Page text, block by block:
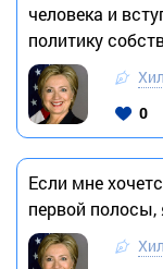
человека и
политику
0
Если мне
первой